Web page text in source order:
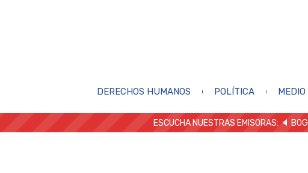
DERECHOS HUMANOS POLÍTICA
ESCUCHA NUESTRAS EMISORAS: 🔈